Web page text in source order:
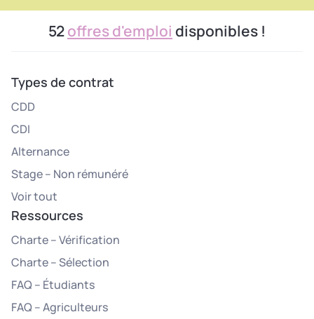
52offres d'emploi disponibles !
Types de contrat
CDD
CDI
Alternance
Stage – Non rémunéré
Voir tout
Ressources
Charte – Vérification
Charte – Sélection
FAQ – Étudiants
FAQ – Agriculteurs